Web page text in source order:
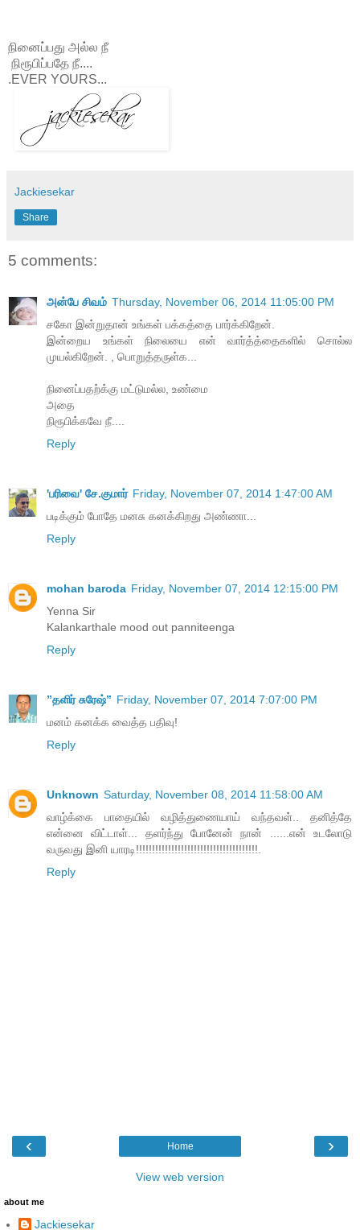
நினைப்பது அல்ல நீ
நிரூபிப்பதே நீ....
.EVER YOURS...
Jackiesekar
Share
5 comments:
அன்பே சிவம் Thursday, November 06, 2014 11:05:00 PM
சகோ இன்றுதான் உங்கள் பக்கத்தை பார்க்கிறேன்.
இன்றைய உங்கள் நிலையை என் வார்த்த்தைகளில் சொல்ல
முயல்கிறேன். , பொறுத்தருள்க...
நினைப்பதற்க்கு மட்டுமல்ல, உண்மை
அதை
நிரூபிக்கவே நீ....
Reply
'பரிவை' சே.குமார் Friday, November 07, 2014 1:47:00 AM
படிக்கும் போதே மனசு கனக்கிறது அண்ணா...
Reply
mohan baroda Friday, November 07, 2014 12:15:00 PM
Yenna Sir
Kalankarthale mood out panniteenga
Reply
”தளிர் சுரேஷ்” Friday, November 07, 2014 7:07:00 PM
மனம் கனக்க வைத்த பதிவு!
Reply
Unknown Saturday, November 08, 2014 11:58:00 AM
வாழ்க்கை பாதையில் வழித்துணையாய் வந்தவள்.. தனித்தே
என்னை விட்டாள்... தளர்ந்து போனேன் நான் ......என் உடலோடு
வருவது இனி யாரடி!!!!!!!!!!!!!!!!!!!!!!!!!!!!!!!!!!!!!!.
Reply
‹ ›
Home
View web version
about me
Jackiesekar